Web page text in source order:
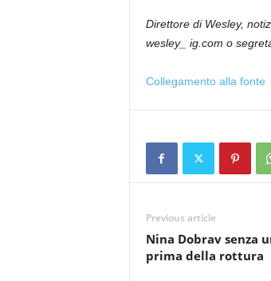
Direttore di Wesley,
wesley_ ig.com o
Collegamento alla fonte
Previous article
Nina Dobrav senza
prima della rottura